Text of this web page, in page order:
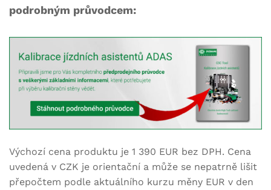
podrobným průvodcem:
Výchozí cena produktu je 1 390 EUR bez DPH. Cena
uvedená v CZK je orientační a může se nepatrně lišit
přepočtem podle aktuálního kurzu měny EUR v den